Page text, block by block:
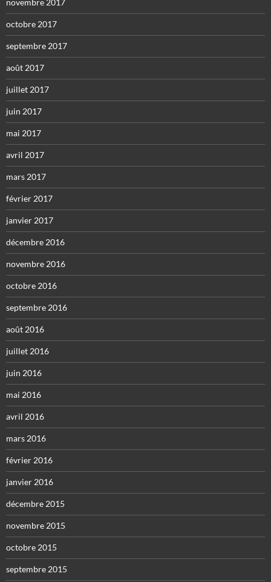
novembre 2017
octobre 2017
septembre 2017
août 2017
juillet 2017
juin 2017
mai 2017
avril 2017
mars 2017
février 2017
janvier 2017
décembre 2016
novembre 2016
octobre 2016
septembre 2016
août 2016
juillet 2016
juin 2016
mai 2016
avril 2016
mars 2016
février 2016
janvier 2016
décembre 2015
novembre 2015
octobre 2015
septembre 2015